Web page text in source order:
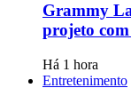
Grammy
projeto
Há 1 hora
Entretenimento